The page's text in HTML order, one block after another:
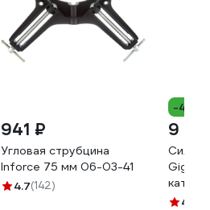
941 ₽
Угловая струбцина
Inforce 75 мм 06-03-41
4.7(142)
-4%
9
Gigant
80080
4